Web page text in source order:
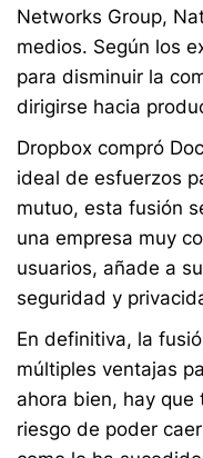
Networks Group,
medios. Según los
para disminuir la
dirigirse hacia
Dropbox compró
ideal de esfuerzos
mutuo, esta fusión
una empresa muy
usuarios, añade a
seguridad y
En definitiva, la
múltiples ventajas
ahora bien, hay que
riesgo de poder